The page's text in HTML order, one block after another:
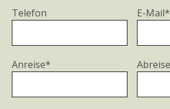
Telefon E-Mail*
Anreise*